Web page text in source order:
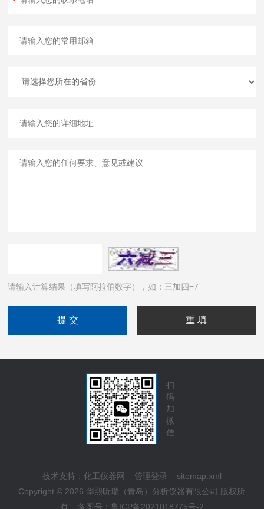
请输入计算结果（填写阿拉伯数字），如：三加四=7
扫
码
加
微
信
技术支持： 化工仪器网 管理登录
sitemap.xml
Copyright © 2026 华熙昕瑞（青岛）分析仪器有限公司 版权所
有 备案号： 鲁ICP备2021018775号-2